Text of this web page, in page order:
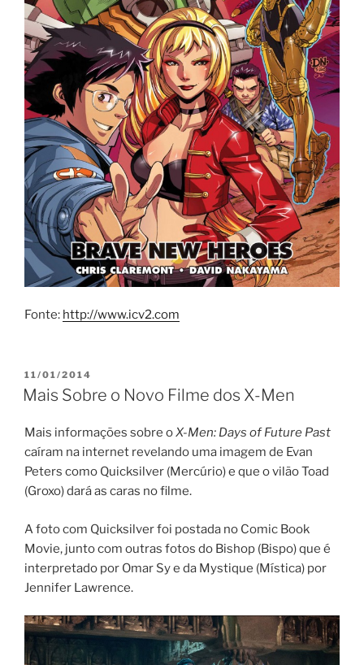
Fonte: http://www.icv2.com
PUBLICADO
EM
11/01/2014
Mais Sobre o Novo Filme dos X-Men
Mais informações sobre oX-Men: Days of Future Past
caíram na internet revelando uma imagem de Evan
Peters como Quicksilver (Mercúrio) e que o vilão Toad
(Groxo) dará as caras no filme.
A foto com Quicksilver foi postada no Comic Book
Movie, junto com outras fotos do Bishop (Bispo) que é
interpretado por Omar Sy e da Mystique (Mística) por
Jennifer Lawrence.